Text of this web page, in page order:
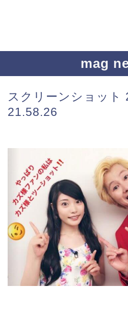
mag
スクリーンショット
21.58.26